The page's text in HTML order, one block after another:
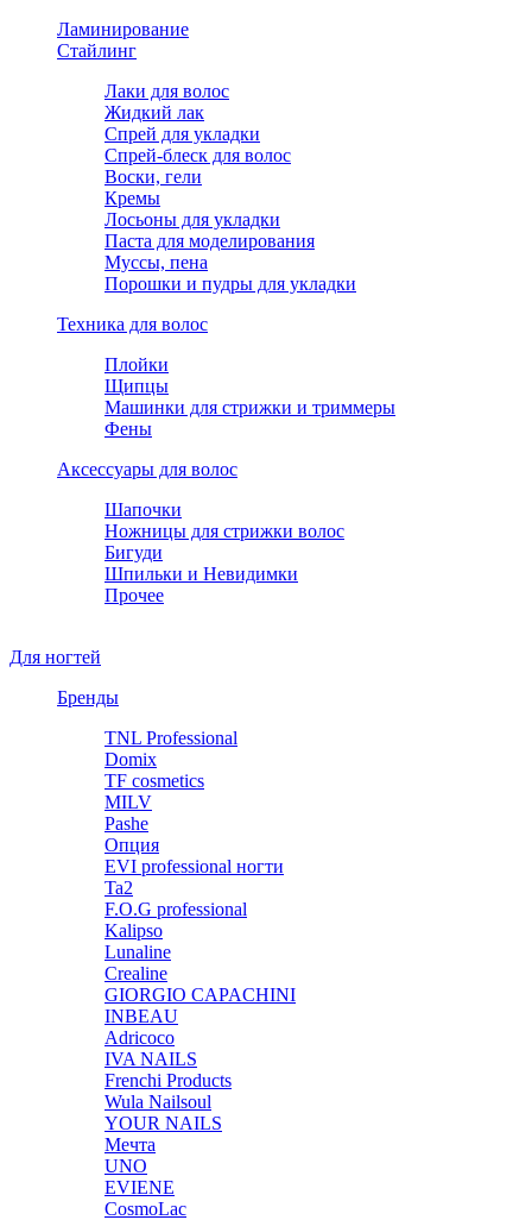
Ламинирование
Стайлинг
Лаки для волос
Жидкий лак
Спрей для укладки
Спрей-блеск для волос
Воски, гели
Кремы
Лосьоны для укладки
Паста для моделирования
Муссы, пена
Порошки и пудры для укладки
Техника для волос
Плойки
Щипцы
Машинки для стрижки и триммеры
Фены
Аксессуары для волос
Шапочки
Ножницы для стрижки волос
Бигуди
Шпильки и Невидимки
Прочее
Для ногтей
Бренды
TNL Professional
Domix
TF cosmetics
MILV
Pashe
Опция
EVI professional ногти
Ta2
F.O.G professional
Kalipso
Lunaline
Crealine
GIORGIO CAPACHINI
INBEAU
Adricoco
IVA NAILS
Frenchi Products
Wula Nailsoul
YOUR NAILS
Мечта
UNO
EVIENE
CosmoLac